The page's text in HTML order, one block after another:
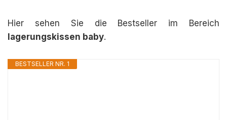
Hier sehen Sie die Bestseller im Bereich
lagerungskissen baby.
BESTSELLER NR. 1